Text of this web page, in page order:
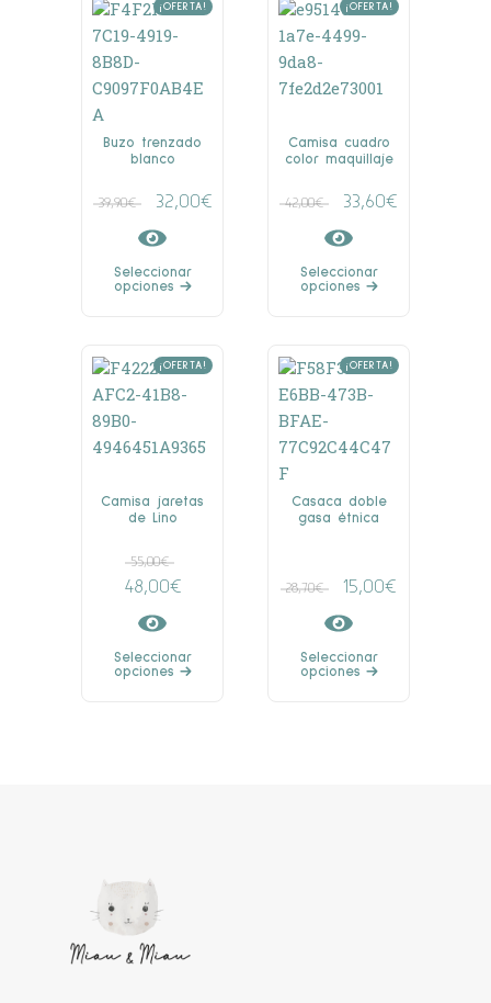
¡OFERTA!
Buzo trenzado
blanco
39,90€ 32,00€
Seleccionar
opciones
¡OFERTA!
Camisa cuadro
color maquillaje
42,00€ 33,60€
Seleccionar
opciones
¡OFERTA!
Camisa jaretas
de Lino
55,00€
48,00€
Seleccionar
opciones
¡OFERTA!
Casaca doble
gasa étnica
28,70€ 15,00€
Seleccionar
opciones